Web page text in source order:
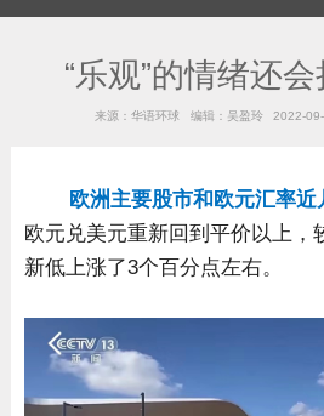
“乐观”的情绪还
来源：华语环球 编辑：吴盈玲 2022-
欧洲主要股市和欧元汇率近
欧元兑美元重新回到平价以上，
新低上涨了3个百分点左右。